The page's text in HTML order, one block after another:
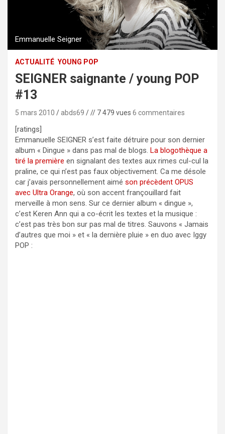
Emmanuelle Seigner
ACTUALITÉ YOUNG POP
SEIGNER saignante / young POP
#13
5 mars 2010 abds69 // 7 479 vues 6 commentaires
[ratings]
Emmanuelle SEIGNER s’est faite détruire pour son dernier
album « Dingue » dans pas mal de blogs. La blogothèque a
tiré la première en signalant des textes aux rimes cul-cul la
praline, ce qui n’est pas faux objectivement. Ca me désole
car j’avais personnellement aimé son précèdent OPUS
avec Ultra Orange, où son accent françouillard fait
merveille à mon sens. Sur ce dernier album « dingue »,
c’est Keren Ann qui a co-écrit les textes et la musique :
c’est pas très bon sur pas mal de titres. Sauvons « Jamais
d’autres que moi » et « la dernière pluie » en duo avec Iggy
POP :